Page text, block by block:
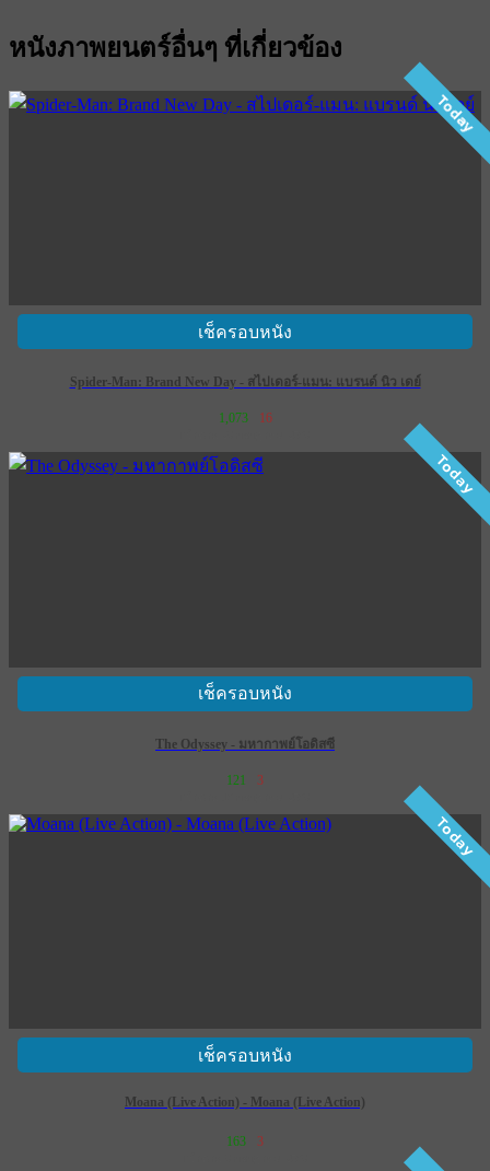
หนังภาพยนตร์อื่นๆ ที่เกี่ยวข้อง
Today
เช็ครอบหนัง
Spider-Man: Brand New Day - สไปเดอร์-แมน: แบรนด์ นิว เดย์
1,073 16
Today
เช็ครอบหนัง
The Odyssey - มหากาพย์โอดิสซี
121 3
Today
เช็ครอบหนัง
Moana (Live Action) - Moana (Live Action)
163 3